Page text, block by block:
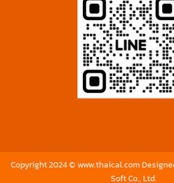
Copyright 2024 © www.thaical.com
Soft Co., Ltd.